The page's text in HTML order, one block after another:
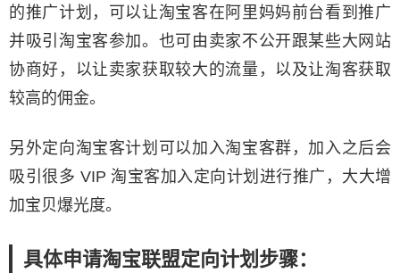
的推广计划，可以让淘宝客在阿里妈妈前台看到推广
并吸引淘宝客参加。也可由卖家不公开跟某些大网站
协商好，以让卖家获取较大的流量，以及让淘客获取
较高的佣金。
另外定向淘宝客计划可以加入淘宝客群，加入之后会
吸引很多 VIP 淘宝客加入定向计划进行推广，大大增
加宝贝爆光度。
具体申请淘宝联盟定向计划步骤：